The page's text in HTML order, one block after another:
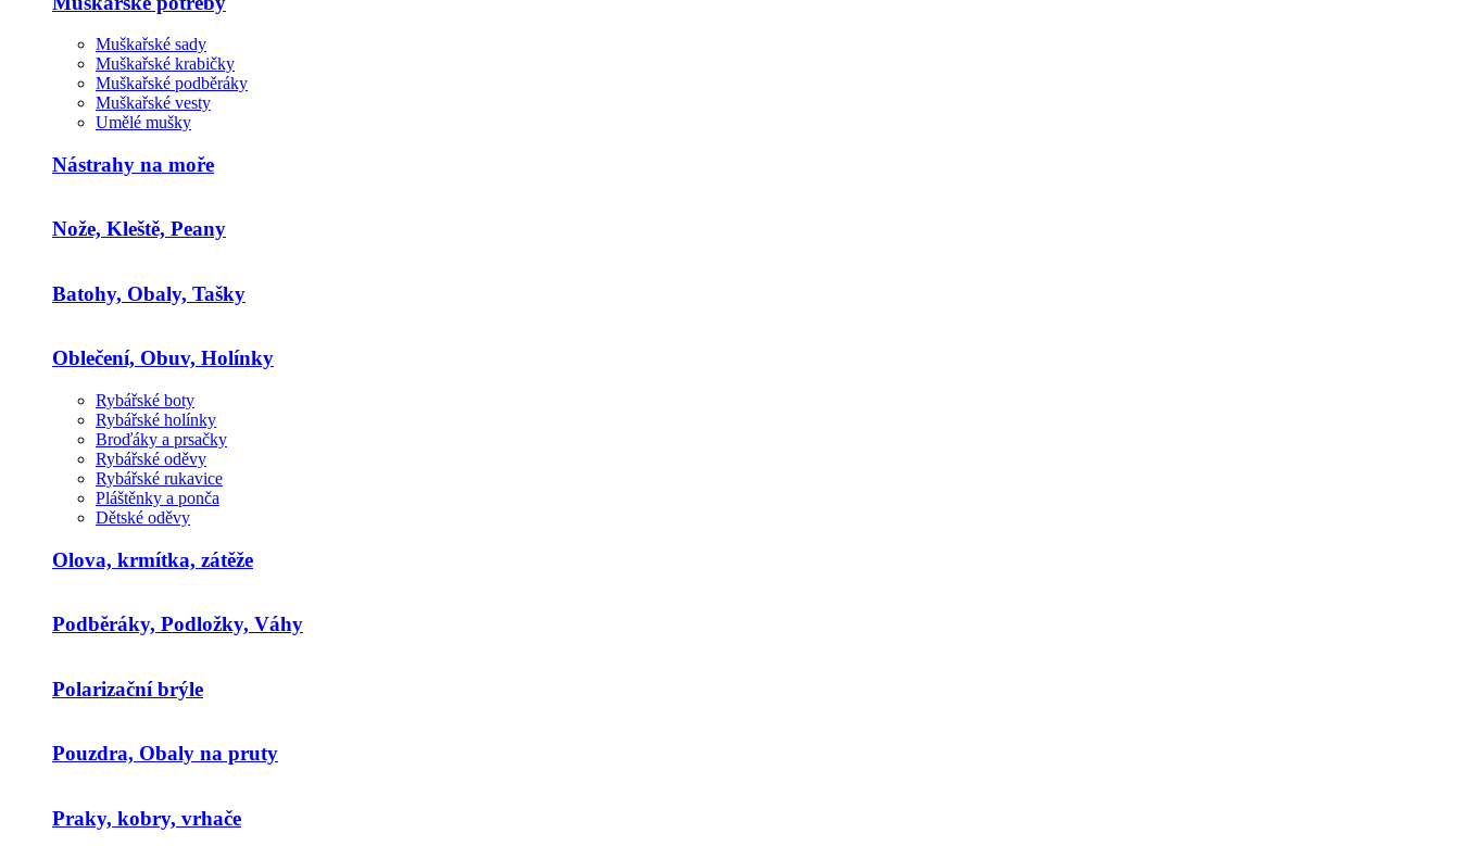
Muškařské sady
Muškařské krabičky
Muškařské podběráky
Muškařské vesty
Umělé mušky
Nástrahy na moře
Nože, Kleště, Peany
Batohy, Obaly, Tašky
Oblečení, Obuv, Holínky
Rybářské boty
Rybářské holínky
Broďáky a prsačky
Rybářské oděvy
Rybářské rukavice
Pláštěnky a ponča
Dětské oděvy
Olova, krmítka, zátěže
Podběráky, Podložky, Váhy
Polarizační brýle
Pouzdra, Obaly na pruty
Praky, kobry, vrhače